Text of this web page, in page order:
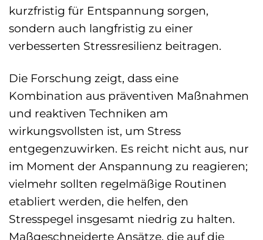
kurzfristig für Entspannung sorgen,
sondern auch langfristig zu einer
verbesserten Stressresilienz beitragen.
Die Forschung zeigt, dass eine
Kombination aus präventiven Maßnahmen
und reaktiven Techniken am
wirkungsvollsten ist, um Stress
entgegenzuwirken. Es reicht nicht aus, nur
im Moment der Anspannung zu reagieren;
vielmehr sollten regelmäßige Routinen
etabliert werden, die helfen, den
Stresspegel insgesamt niedrig zu halten.
Maßgeschneiderte Ansätze, die auf die